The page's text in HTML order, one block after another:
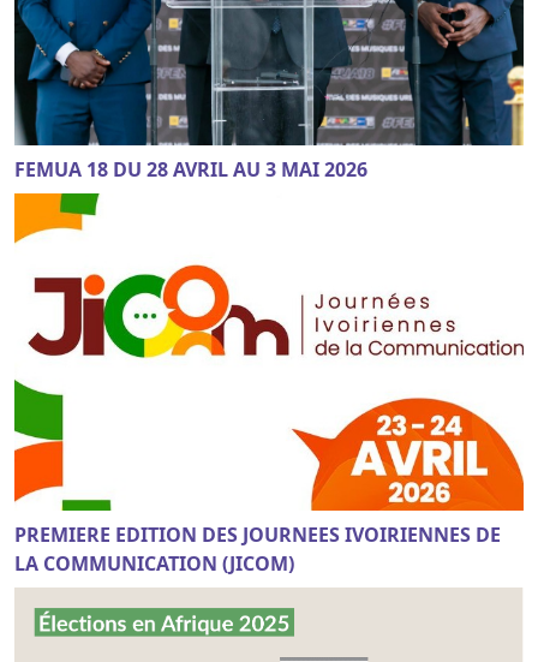
FEMUA 18 DU 28 AVRIL AU 3 MAI 2026
PREMIERE EDITION DES JOURNEES IVOIRIENNES DE
LA COMMUNICATION (JICOM)